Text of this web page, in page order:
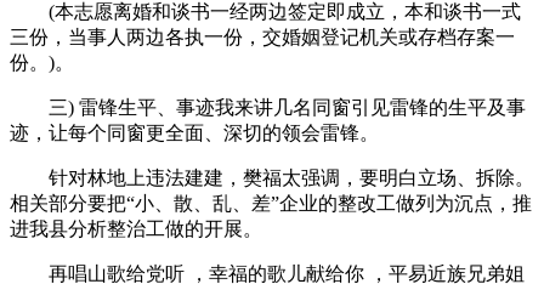
(本志愿离婚和谈书一经两边签定即成立，本和谈书一式
三份，当事人两边各执一份，交婚姻登记机关或存档存案一
份。)。
三) 雷锋生平、事迹我来讲几名同窗引见雷锋的生平及事
迹，让每个同窗更全面、深切的领会雷锋。
针对林地上违法建建，樊福太强调，要明白立场、拆除。
相关部分要把“小、散、乱、差”企业的整改工做列为沉点，推
进我县分析整治工做的开展。
再唱山歌给党听 ，幸福的歌儿献给你 ，平易近族兄弟姐